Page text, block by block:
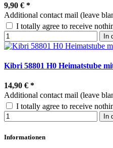
9,90 € *
Additional contact mail (leave
I totally agree to receive
In
Kibri 58801 H0 Heimatstube
14,90 € *
Additional contact mail (leave
I totally agree to receive
In
Informationen